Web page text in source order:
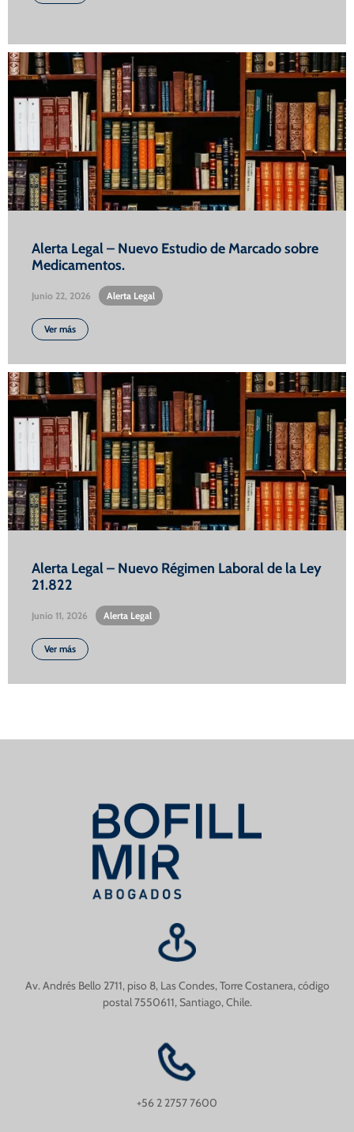
Alerta Legal – Nuevo Estudio de Marcado sobre
Medicamentos.
Junio 22, 2026 Alerta Legal
Ver más
Alerta Legal – Nuevo Régimen Laboral de la Ley
21.822
Junio 11, 2026 Alerta Legal
Ver más
Av. Andrés Bello 2711, piso 8, Las Condes, Torre Costanera, código
postal 7550611, Santiago, Chile.
+56 2 2757 7600